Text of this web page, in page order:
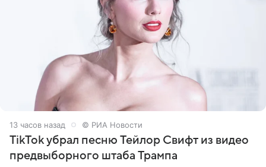
13 часов назад © РИА Новости
TikTok убрал песню Тейлор Свифт из видео
предвыборного штаба Трампа